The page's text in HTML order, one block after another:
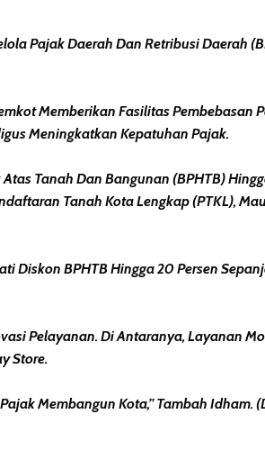
Pajak Daerah Dan Retribusi Daerah
Memberikan Fasilitas
Meningkatkan Kepatuhan Pajak.
Tanah Dan Bangunan (BPHTB)
Tanah Kota Lengkap (PTKL),
BPHTB Hingga 20 Persen
Pelayanan. Di Antaranya, Layanan
Store.
Membangun Kota,” Tambah Idham.